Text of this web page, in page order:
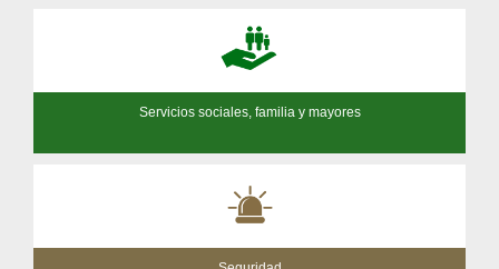
Servicios sociales, familia y mayores